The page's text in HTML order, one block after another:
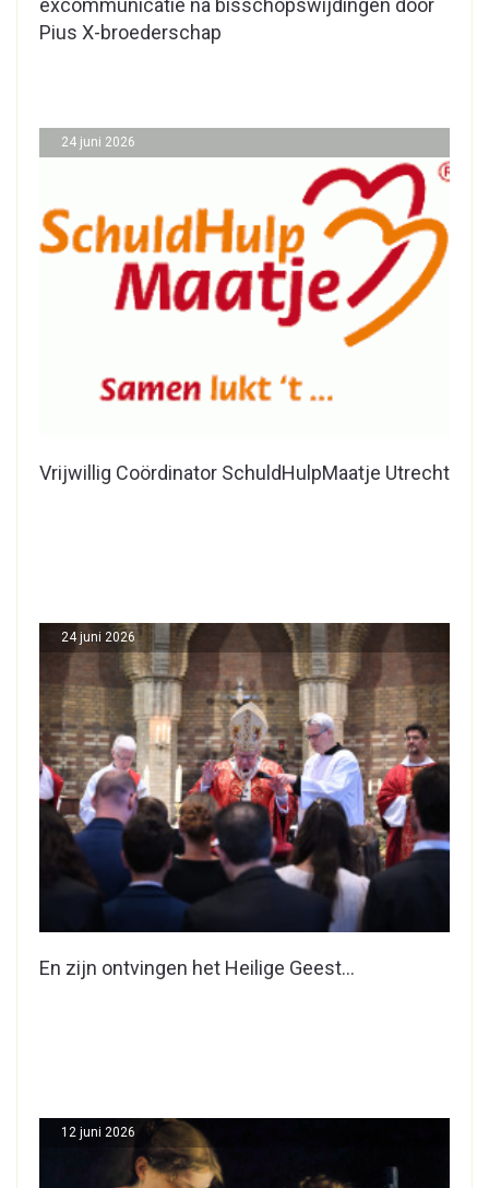
Pius X-broederschap
Vrijwillig Coördinator SchuldHulpMaatje Utrecht
24 juni 2026
En zijn ontvingen het Heilige Geest…
24 juni 2026
12 juni 2026